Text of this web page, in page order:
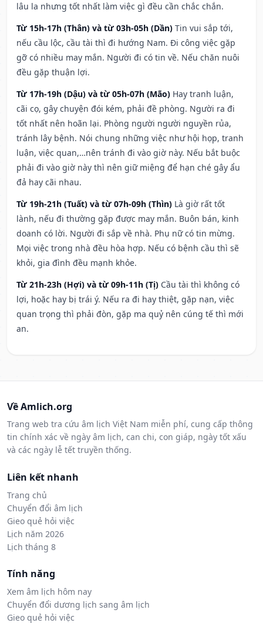
lâu la nhưng tốt nhất làm việc gì đều cần chắc chắn.
Từ 15h-17h (Thân) và từ 03h-05h (Dần) Tin vui sắp tới,
nếu cầu lộc, cầu tài thì đi hướng Nam. Đi công việc gặp
gỡ có nhiều may mắn. Người đi có tin về. Nếu chăn nuôi
đều gặp thuận lợi.
Từ 17h-19h (Dậu) và từ 05h-07h (Mão) Hay tranh luận,
cãi cọ, gây chuyện đói kém, phải đề phòng. Người ra đi
tốt nhất nên hoãn lại. Phòng người người nguyền rủa,
tránh lây bệnh. Nói chung những việc như hội họp, tranh
luận, việc quan,…nên tránh đi vào giờ này. Nếu bắt buộc
phải đi vào giờ này thì nên giữ miệng để hạn ché gây ẩu
đả hay cãi nhau.
Từ 19h-21h (Tuất) và từ 07h-09h (Thìn) Là giờ rất tốt
lành, nếu đi thường gặp được may mắn. Buôn bán, kinh
doanh có lời. Người đi sắp về nhà. Phụ nữ có tin mừng.
Mọi việc trong nhà đều hòa hợp. Nếu có bệnh cầu thì sẽ
khỏi, gia đình đều mạnh khỏe.
Từ 21h-23h (Hợi) và từ 09h-11h (Tị) Cầu tài thì không có
lợi, hoặc hay bị trái ý. Nếu ra đi hay thiệt, gặp nạn, việc
quan trọng thì phải đòn, gặp ma quỷ nên cúng tế thì mới
an.
Về Amlich.org
Trang web tra cứu âm lịch Việt Nam miễn phí, cung cấp thông
tin chính xác về ngày âm lịch, can chi, con giáp, ngày tốt xấu
và các ngày lễ tết truyền thống.
Liên kết nhanh
Trang chủ
Chuyển đổi âm lịch
Gieo quẻ hỏi việc
Lịch năm 2026
Lịch tháng 8
Tính năng
Xem âm lịch hôm nay
Chuyển đổi dương lịch sang âm lịch
Gieo quẻ hỏi việc